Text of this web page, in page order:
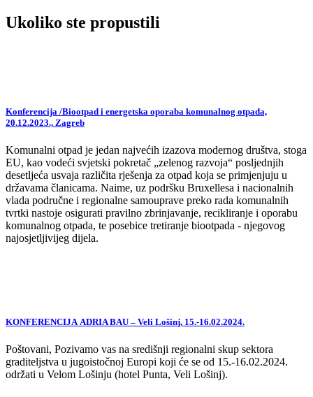
Ukoliko ste propustili
Konferencija /Biootpad i energetska oporaba komunalnog otpada,
20.12.2023., Zagreb
Komunalni otpad je jedan najvećih izazova modernog društva, stoga
EU, kao vodeći svjetski pokretač „zelenog razvoja“ posljednjih
desetljeća usvaja različita rješenja za otpad koja se primjenjuju u
državama članicama. Naime, uz podršku Bruxellesa i nacionalnih
vlada područne i regionalne samouprave preko rada komunalnih
tvrtki nastoje osigurati pravilno zbrinjavanje, recikliranje i oporabu
komunalnog otpada, te posebice tretiranje biootpada - njegovog
najosjetljivijeg dijela.
KONFERENCIJA ADRIA BAU – Veli Lošinj, 15.-16.02.2024.
Poštovani, Pozivamo vas na središnji regionalni skup sektora
graditeljstva u jugoistočnoj Europi koji će se od 15.-16.02.2024.
održati u Velom Lošinju (hotel Punta, Veli Lošinj).